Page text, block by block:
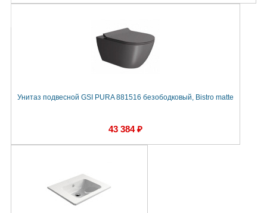
Унитаз подвесной GSI PURA 881516 безободковый, Bistro matte
43 384 ₽